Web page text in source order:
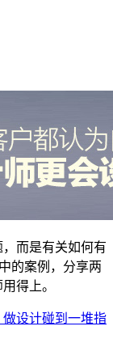
而是有关如何有
的案例，分享两
得上。
做设计碰到一堆指